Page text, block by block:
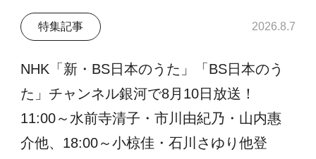
特集記事 2026.8.7
NHK「新・BS日本のうた」「BS日本のう
た」チャンネル銀河で8月10日放送！
11:00～水前寺清子・市川由紀乃・山内惠
介他、18:00～小椋佳・石川さゆり他登